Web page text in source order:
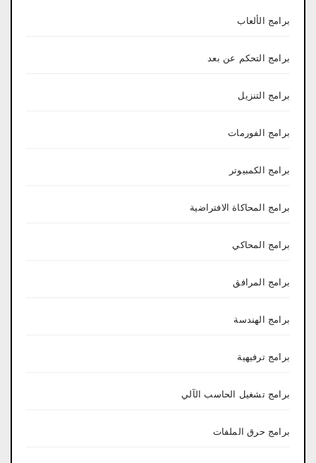
برامج الألعاب
برامج التحكم عن بعد
برامج التنزيل
برامج الفورمات
برامج الكمبيوتر
برامج المحاكاة الافتراضية
برامج المحاكي
برامج المرافق
برامج الهندسة
برامج ترفيهية
برامج تشغيل الحاسب الآلي
برامج حرق الملفات